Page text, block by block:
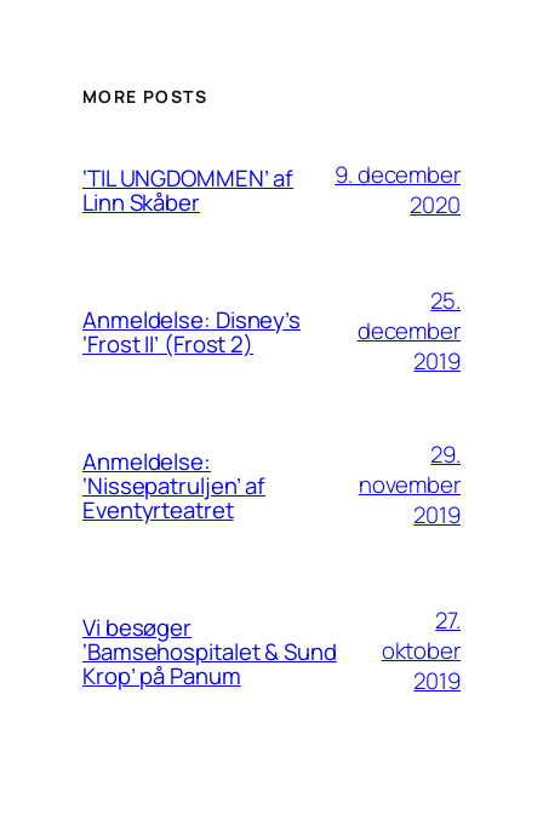
MORE POSTS
‘TIL UNGDOMMEN’ af
Linn Skåber
9. december
2020
Anmeldelse: Disney’s
‘Frost II’ (Frost 2)
25.
december
2019
Anmeldelse:
‘Nissepatruljen’ af
Eventyrteatret
29.
november
2019
Vi besøger
‘Bamsehospitalet & Sund
Krop’ på Panum
27.
oktober
2019